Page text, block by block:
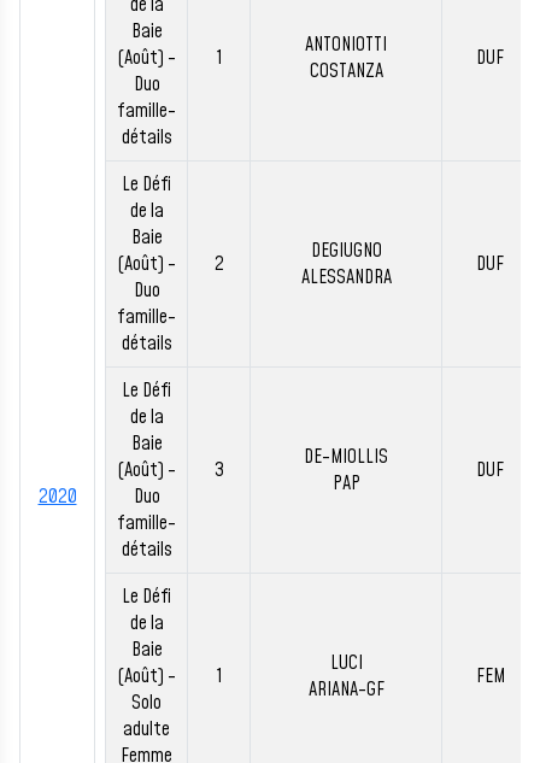
2020
Baie
(Août) -
Duo
famille-
détails
1
ANTONIOTTI
COSTANZA
DUF
Le Défi
de la
Baie
(Août) -
Duo
famille-
détails
2
DEGIUGNO
ALESSANDRA
DUF
Le Défi
de la
Baie
(Août) -
Duo
famille-
détails
3
DE-MIOLLIS
PAP
DUF
Le Défi
de la
Baie
(Août) -
Solo
adulte
Femme
1
LUCI
ARIANA-GF
FEM